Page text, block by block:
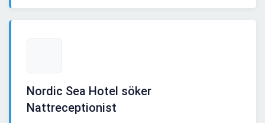
Nordic Sea Hotel söker
Nattreceptionist